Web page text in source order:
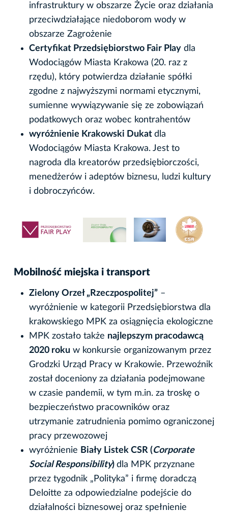
infrastruktury w obszarze Życie oraz działania
przeciwdziałające niedoborom wody w
obszarze Zagrożenie
Certyfikat Przedsiębiorstwo Fair Play dla
Wodociągów Miasta Krakowa (20. raz z
rzędu), który potwierdza działanie spółki
zgodne z najwyższymi normami etycznymi,
sumienne wywiązywanie się ze zobowiązań
podatkowych oraz wobec kontrahentów
wyróżnienie Krakowski Dukat dla
Wodociągów Miasta Krakowa. Jest to
nagroda dla kreatorów przedsiębiorczości,
menedżerów i adeptów biznesu, ludzi kultury
i dobroczyńców.
Mobilność miejska i transport
Zielony Orzeł „Rzeczpospolitej” –
wyróżnienie w kategorii Przedsiębiorstwa dla
krakowskiego MPK za osiągnięcia ekologiczne
MPK zostało także najlepszym pracodawcą
2020 roku w konkursie organizowanym przez
Grodzki Urząd Pracy w Krakowie. Przewoźnik
został doceniony za działania podejmowane
w czasie pandemii, w tym m.in. za troskę o
bezpieczeństwo pracowników oraz
utrzymanie zatrudnienia pomimo ograniczonej
pracy przewozowej
wyróżnienie Biały Listek CSR (Corporate
Social Responsibility) dla MPK przyznane
przez tygodnik „Polityka” i firmę doradczą
Deloitte za odpowiedzialne podejście do
działalności biznesowej oraz spełnienie